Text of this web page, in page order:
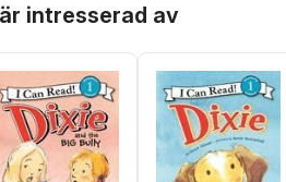
intresserad av